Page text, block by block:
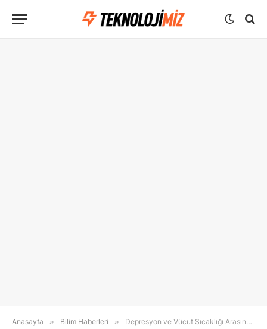
Anasayfa » Bilim Haberleri » Depresyon ve Vücut Sıcaklığı Arasındaki İlişki Hakkında UCSF Araştırması Yeni İpuçları Sunuyor